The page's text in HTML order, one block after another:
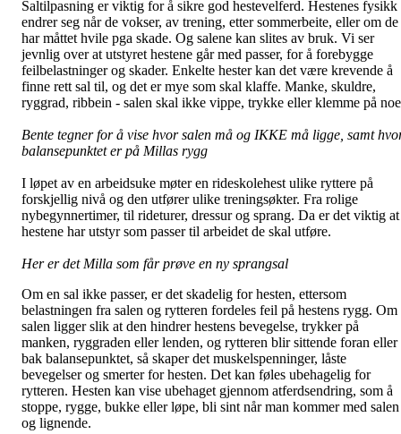
Saltilpasning er viktig for å sikre god hestevelferd. Hestenes fysikk
endrer seg når de vokser, av trening, etter sommerbeite, eller om de
har måttet hvile pga skade. Og salene kan slites av bruk. Vi ser
jevnlig over at utstyret hestene går med passer, for å forebygge
feilbelastninger og skader. Enkelte hester kan det være krevende å
finne rett sal til, og det er mye som skal klaffe. Manke, skuldre,
ryggrad, ribbein - salen skal ikke vippe, trykke eller klemme på
Bente tegner for å vise hvor salen må og IKKE må ligge, samt
balansepunktet er på Millas rygg
I løpet av en arbeidsuke møter en rideskolehest ulike ryttere på
forskjellig nivå og den utfører ulike treningsøkter. Fra rolige
nybegynnertimer, til rideturer, dressur og sprang. Da er det viktig at
hestene har utstyr som passer til arbeidet de skal utføre.
Her er det Milla som får prøve en ny sprangsal
Om en sal ikke passer, er det skadelig for hesten, ettersom
belastningen fra salen og rytteren fordeles feil på hestens rygg. Om
salen ligger slik at den hindrer hestens bevegelse, trykker på
manken, ryggraden eller lenden, og rytteren blir sittende foran eller
bak balansepunktet, så skaper det muskelspenninger, låste
bevegelser og smerter for hesten. Det kan føles ubehagelig for
rytteren. Hesten kan vise ubehaget gjennom atferdsendring, som å
stoppe, rygge, bukke eller løpe, bli sint når man kommer med salen
og lignende.